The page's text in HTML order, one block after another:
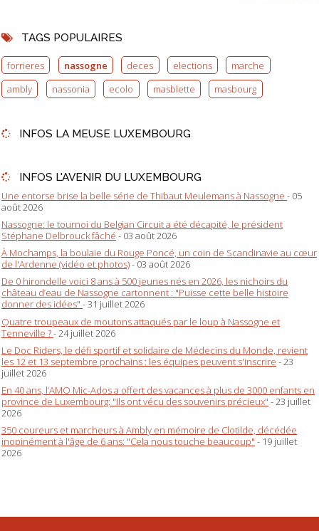
TAGS POPULAIRES
forrieres nassogne deces elections
marche
ambly
nassonia ecolo masblette masbourg
INFOS LA MEUSE LUXEMBOURG
INFOS L'AVENIR DU LUXEMBOURG
Une entorse brise la belle série de Thibaut Meulemans à Nassogne - 05
août 2026
Nassogne: le tournoi du Belgian Circuit a été décapité, le président
Stéphane Delbrouck fâché - 03 août 2026
À Mochamps, la boulaie du Rouge Poncé, un coin de Scandinavie au cœur
de l'Ardenne (vidéo et photos)- 03 août 2026
De 0 hirondelle voici 8 ans à 500 jeunes nés en 2026, les nichoirs du
château d’eau de Nassogne cartonnent : "Puisse cette belle histoire
donner des idées" - 31 juillet 2026
Quatre troupeaux de moutons attaqués par le loup à Nassogne et
Tenneville ?- 24 juillet 2026
Le Doc Riders, le défi sportif et solidaire de Médecins du Monde, revient
les 12 et 13 septembre prochains : les équipes peuvent s'inscrire - 23
juillet 2026
En 40 ans, l’AMO Mic-Ados a offert des vacances à plus de 3000 enfants en
province de Luxembourg: "Ils ont vécu des souvenirs précieux" - 23 juillet
2026
350 coureurs et marcheurs à Ambly en mémoire de Clotilde, décédée
inopinément à l'âge de 6 ans: "Cela nous touche beaucoup" - 19 juillet
2026